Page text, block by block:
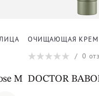
Mask
ОЧИЩАЮЩАЯ КРЕМ
/0
DOCTOR